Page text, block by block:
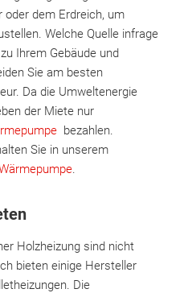
oder dem Erdreich, um
Welche Quelle infrage
Ihrem Gebäude und
Sie am besten
Da die Umweltenergie
der Miete nur
bezahlen.
Sie in unserem
.
Holzheizung sind nicht
bieten einige Hersteller
Die